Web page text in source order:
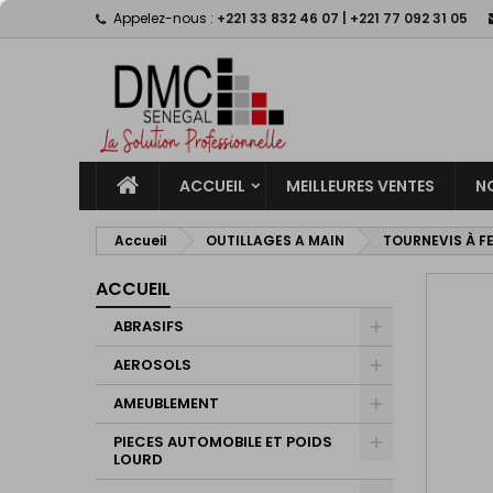
Appelez-nous : +221 33 832 46 07 | +221 77 092 31 05
ACCUEIL MEILLEURES VENTES
Accueil OUTILLAGES A MAIN TOURNEVIS À
ACCUEIL
ABRASIFS
AEROSOLS
AMEUBLEMENT
PIECES AUTOMOBILE ET POIDS
LOURD